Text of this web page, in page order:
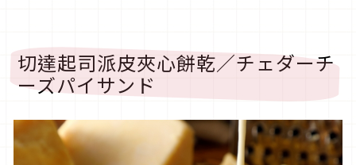
切達起司派皮夾心餅乾／チェダーチ
ーズパイサンド